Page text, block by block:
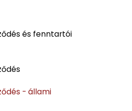
és fenntartói
- állami